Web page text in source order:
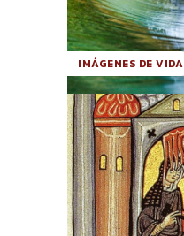
IMÁGENES DE VIDA